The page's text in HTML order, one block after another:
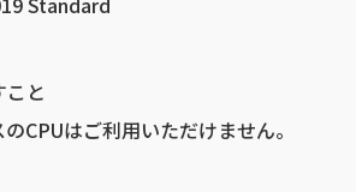
こと
CPUはご利用いただけません。